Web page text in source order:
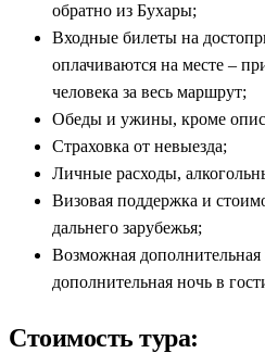
обратно из Бухары;
Входные билеты на
оплачиваются на месте –
человека за весь маршрут;
Обеды и ужины, кроме
Cтраховка от невыезда;
Личные расходы,
Визовая поддержка и
дальнего зарубежья;
Возможная
дополнительная ночь в
Стоимость тура: